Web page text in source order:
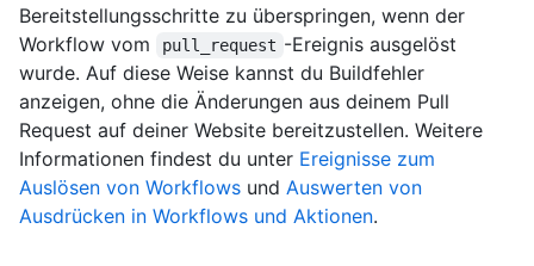
Bereitstellungsschritte zu überspringen, wenn der
Workflow vom
pull_request -Ereignis ausgelöst
wurde. Auf diese Weise kannst du Buildfehler
anzeigen, ohne die Änderungen aus deinem Pull
Request auf deiner Website bereitzustellen. Weitere
Informationen findest du unter Ereignisse zum
Auslösen von Workflows und Auswerten von
Ausdrücken in Workflows und Aktionen.